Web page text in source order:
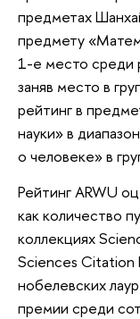
предметах
предмету
1-е место среди
заняв место в
рейтинг в
науки» в
о человеке» в
Рейтинг ARWU
как количество
коллекциях
Sciences Citation
нобелевских
премии среди